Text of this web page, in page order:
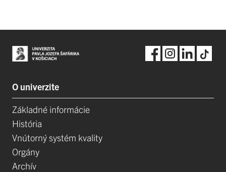
O univerzite
Základné informácie
História
Vnútorný systém kvality
Orgány
Archív